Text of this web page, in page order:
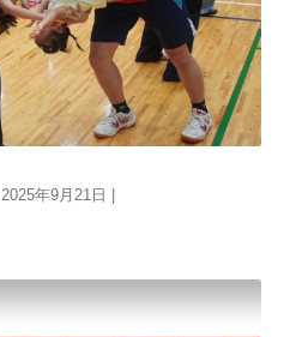
2025年9月21日